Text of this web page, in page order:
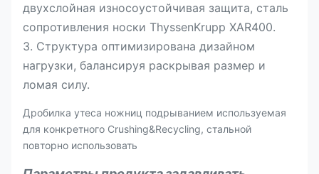
двухслойная износоустойчивая защита, сталь
сопротивления носки ThyssenKrupp XAR400.
3. Структура оптимизирована дизайном
нагрузки, балансируя раскрывая размер и
ломая силу.
Дробилка утеса ножниц подрыванием используемая
для конкретного Crushing&Recycling, стальной
повторно использовать